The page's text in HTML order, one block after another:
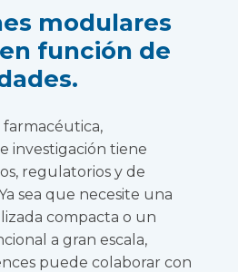
modulares
función de
farmacéutica,
investigación tiene
regulatorios y de
sea que necesite una
compacta o un
a gran escala,
puede colaborar con